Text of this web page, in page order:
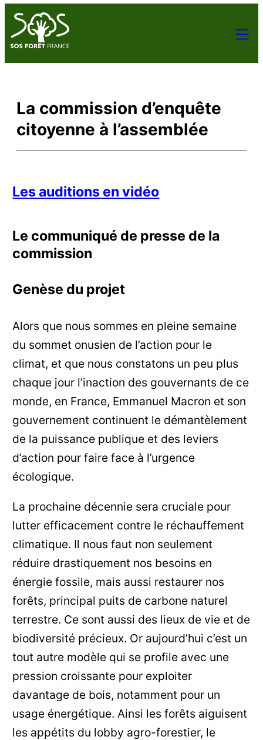
La commission d’enquête
citoyenne à l’assemblée
Les auditions en vidéo
Le communiqué de presse de la
commission
Genèse du projet
Alors que nous sommes en pleine semaine
du sommet onusien de l’action pour le
climat, et que nous constatons un peu plus
chaque jour l’inaction des gouvernants de ce
monde, en France, Emmanuel Macron et son
gouvernement continuent le démantèlement
de la puissance publique et des leviers
d’action pour faire face à l’urgence
écologique.
La prochaine décennie sera cruciale pour
lutter efficacement contre le réchauffement
climatique. Il nous faut non seulement
réduire drastiquement nos besoins en
énergie fossile, mais aussi restaurer nos
forêts, principal puits de carbone naturel
terrestre. Ce sont aussi des lieux de vie et de
biodiversité précieux. Or aujourd’hui c’est un
tout autre modèle qui se profile avec une
pression croissante pour exploiter
davantage de bois, notamment pour un
usage énergétique. Ainsi les forêts aiguisent
les appétits du lobby agro-forestier, le